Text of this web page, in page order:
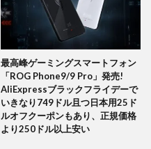
最高峰ゲーミングスマートフォン
「ROG Phone9/9 Pro」発売!
AliExpressブラックフライデーで
いきなり749ドル且つ日本用25ド
ルオフクーポンもあり、正規価格
より250ドル以上安い